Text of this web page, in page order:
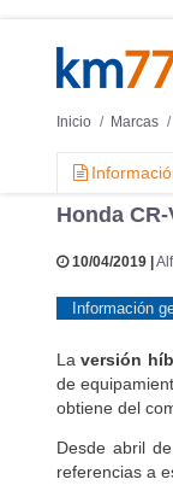
Inicio Marcas
Honda
10/04/2019 |
Información
Laversión
de
obtiene del
Desde abril
referencias a